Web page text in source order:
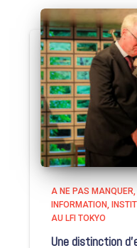
A NE PAS MANQUER
INFORMATION
AU LFI TOKYO
Une distinction